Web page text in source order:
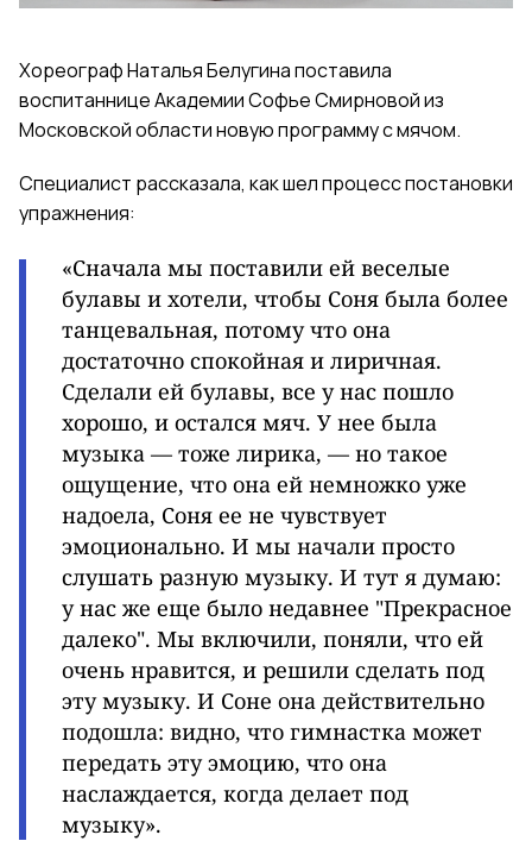
Хореограф Наталья Белугина поставила
воспитаннице Академии Софье Смирновой из
Московской области новую программу с мячом.
Специалист рассказала, как шел процесс постановки
упражнения:
«Сначала мы поставили ей веселые
булавы и хотели, чтобы Соня была более
танцевальная, потому что она
достаточно спокойная и лиричная.
Сделали ей булавы, все у нас пошло
хорошо, и остался мяч. У нее была
музыка — тоже лирика, — но такое
ощущение, что она ей немножко уже
надоела, Соня ее не чувствует
эмоционально. И мы начали просто
слушать разную музыку. И тут я думаю:
у нас же еще было недавнее "Прекрасное
далеко". Мы включили, поняли, что ей
очень нравится, и решили сделать под
эту музыку. И Соне она действительно
подошла: видно, что гимнастка может
передать эту эмоцию, что она
наслаждается, когда делает под
музыку».